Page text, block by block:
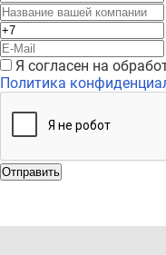
Я согласен на
Политика
Отправить